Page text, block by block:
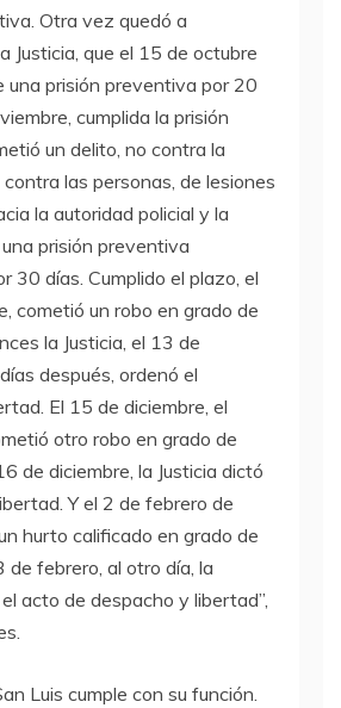
Otra vez quedó a
Justicia, que el 15 de octubre
una prisión preventiva por 20
cumplida la prisión
un delito, no contra la
las personas, de lesiones
la autoridad policial y la
prisión preventiva
30 días. Cumplido el plazo, el
cometió un robo en grado de
la Justicia, el 13 de
después, ordenó el
El 15 de diciembre, el
otro robo en grado de
de diciembre, la Justicia dictó
Y el 2 de febrero de
hurto calificado en grado de
de febrero, al otro día, la
acto de despacho y libertad”,
Luis cumple con su función.